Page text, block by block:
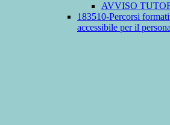
AVVISO
183510-Percorsi
accessibile per il